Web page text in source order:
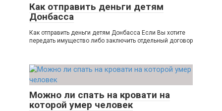
Как отправить деньги детям
Донбасса
Как отправить деньги детям Донбасса Если Вы хотите
передать имущество либо заключить отдельный договор
Можно ли спать на кровати на
которой умер человек